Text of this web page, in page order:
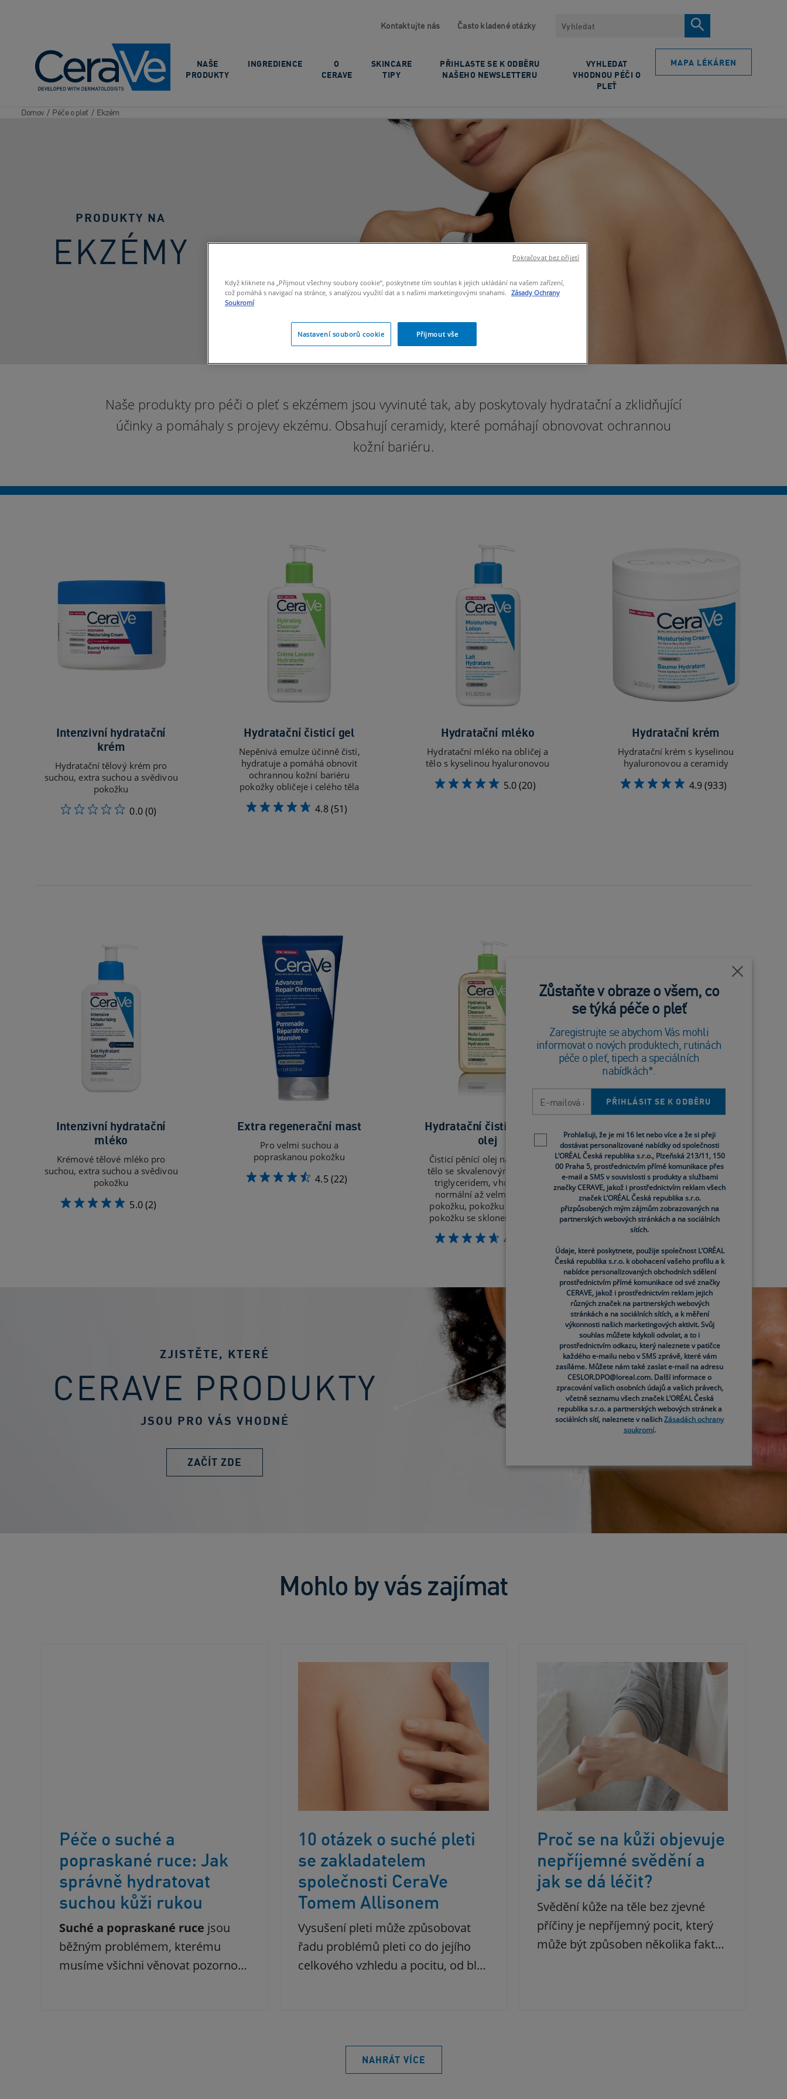
Kontaktujte nás Často kladené otázky Vyhledávat
NAŠE
PRODUKTY
INGREDIENCE
O
CERAVE
SKINCARE
TIPY
PŘIHLASTE SE K ODBĚRU
NAŠEHO NEWSLETTERU
VYHLEDAT
VHODNOU PÉČI O
PLEŤ
MAPA LÉKÁREN
Domov / Péče o pleť / Ekzém
PRODUKTY NA
EKZÉMY
Naše produkty pro péči o pleť s ekzémem jsou vyvinuté tak, aby poskytovaly hydratační a zklidňující
účinky a pomáhaly s projevy ekzému. Obsahují ceramidy, které pomáhají obnovovat ochrannou
kožní bariéru.
Intenzivní hydratační
krém
Hydratační tělový krém pro
suchou, extra suchou a svědivou
pokožku
0.0(0)
Hydratační čisticí gel
Nepěnivá emulze účinně čistí,
hydratuje a pomáhá obnovit
ochrannou kožní bariéru
pokožky obličeje i celého těla
4.8(51)
Hydratační mléko
Hydratační mléko na obličej a
tělo s kyselinou hyaluronovou
5.0(20)
Hydratační krém
Hydratační krém s kyselinou
hyaluronovou a ceramidy
4.9(933)
Intenzivní hydratační
mléko
Krémové tělové mléko pro
suchou, extra suchou a svědivou
pokožku
5.0(2)
Extra regenerační mast
Pro velmi suchou a
popraskanou pokožku
4.5(22)
Hydratační čisticí pěnící
olej
Čisticí pěnící olej na obličej a
tělo se skvalenovým olejem a
triglyceridem, vhodný pro
normální až velmi suchou
pokožku, pokožku kojenců a
pokožku se sklonem k atopii
4.7
ZJISTĚTE, KTERÉ
CERAVE PRODUKTY
JSOU PRO VÁS VHODNÉ
ZAČÍT ZDE
Mohlo by vás zajímat
Péče o suché a
popraskané ruce: Jak
správně hydratovat
suchou kůži rukou
Suché a popraskané ruce jsou
běžným problémem, kterému
musíme všichni věnovat pozorno…
10 otázek o suché pleti
se zakladatelem
společnosti CeraVe
Tomem Allisonem
Vysušení pleti může způsobovat
řadu problémů pleti co do jejího
celkového vzhledu a pocitu, od bl…
Proč se na kůži objevuje
nepříjemné svědění a
jak se dá léčit?
Svědění kůže na těle bez zjevné
příčiny je nepříjemný pocit, který
může být způsoben několika fakt…
NAHRÁT VÍCE
Blízko
Zůstaňte v obraze o všem, co
se týká péče o pleť
Zaregistrujte se abychom Vás mohli
informovat o nových produktech, rutinách
péče o pleť, tipech a speciálních
nabídkách*.
PŘIHLÁSIT SE K ODBĚRU
Newsletter policy
Prohlašuji, že je mi 16 let nebo více a že si přeji
dostávat personalizované nabídky od společnosti
L’ORÉAL Česká republika s.r.o., Plzeňská 213/11, 150
00 Praha 5, prostřednictvím přímé komunikace přes
e-mail a SMS v souvislosti s produkty a službami
značky CERAVE, jakož i prostřednictvím reklam všech
značek L’ORÉAL Česká republika s.r.o.
přizpůsobených mým zájmům zobrazovaných na
partnerských webových stránkách a na sociálních
sítích.
Údaje, které poskytnete, použije společnost L’ORÉAL
Česká republika s.r.o. k obohacení vašeho profilu a k
nabídce personalizovaných obchodních sdělení
prostřednictvím přímé komunikace od své značky
CERAVE, jakož i prostřednictvím reklam jejich
různých značek na partnerských webových
stránkách a na sociálních sítích, a k měření
výkonnosti našich marketingových aktivit. Svůj
souhlas můžete kdykoli odvolat, a to i
prostřednictvím odkazu, který naleznete v patičce
každého e-mailu nebo v SMS zprávě, které vám
zasíláme. Můžete nám také zaslat e-mail na adresu
CESLOR.DPO@loreal.com. Další informace o
zpracování vašich osobních údajů a vašich právech,
včetně seznamu všech značek L’ORÉAL Česká
republika s.r.o. a partnerských webových stránek a
sociálních sítí, naleznete v našichZásadách ochrany
soukromí.
Když kliknete na „Přijmout všechny soubory cookie“, poskytnete tím souhlas k jejich ukládání na vašem zařízení,
což pomáhá s navigací na stránce, s analýzou využití dat a s našimi marketingovými snahami. Zásady Ochrany
Soukromí
Nastavení souborů cookie Přijmout vše
Pokračovat bez přijetí